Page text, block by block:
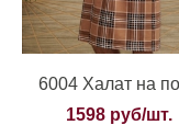
6004 Халат на
1598 руб/шт.